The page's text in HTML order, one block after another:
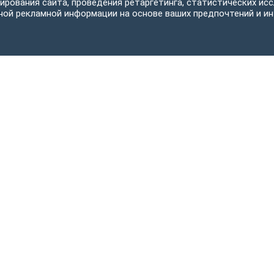
сайта, проведения ретаргетинга, статистических
рекламной информации на основе ваших предпочтений и